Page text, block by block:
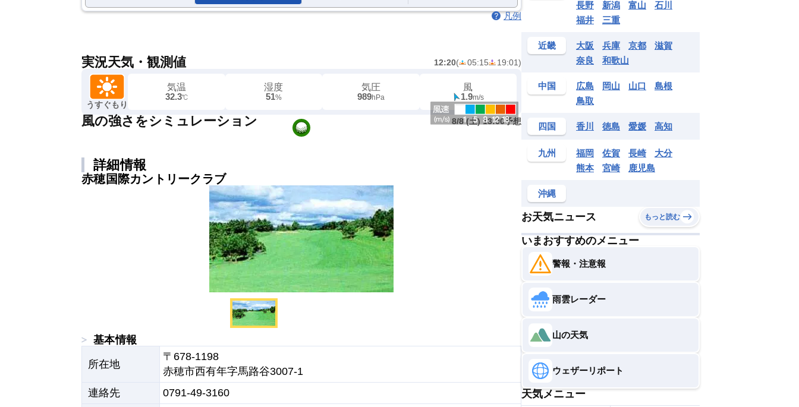
凡例
実況天気・観測値 12:20( 05:15 19:01)
うすぐもり
気温
32.3℃
湿度
51%
気圧
989hPa
風
1.9m/s
風の強さをシミュレーション 8/8 (土) 13:00予想
詳細情報
赤穂国際カントリークラブ
基本情報
所在地
〒678-1198
赤穂市西有年字馬路谷3007-1
連絡先
0791-49-3160
長野
新潟 富山
石川
福井
三重
近畿 大阪 兵庫 京都
滋賀
奈良
和歌山
中国 広島 岡山 山口
島根
鳥取
四国 香川 徳島 愛媛 高知
九州 福岡 佐賀 長崎
大分
熊本
宮崎 鹿児島
沖縄
お天気ニュース もっと読む
いまおすすめのメニュー
警報・注意報
雨雲レーダー
山の天気
ウェザーリポート
天気メニュー